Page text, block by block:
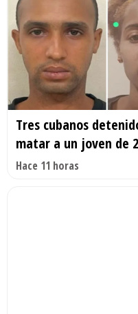
Tres cubanos
matar a un joven de
Hace 11 horas